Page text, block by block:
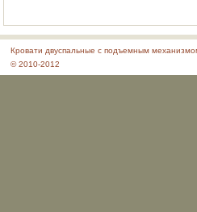
Кровати двуспальные с подъемным
© 2010-2012